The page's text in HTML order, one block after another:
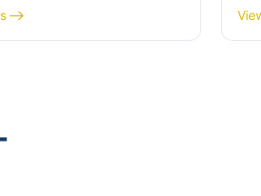
Lagerhallen
Anwendungen der